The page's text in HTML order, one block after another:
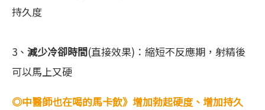
持久度
3、 減少冷卻時間(直接效果)：縮短不反應期，射精後
可以馬上又硬
◎中醫師也在喝的馬卡飲》增加勃起硬度、增加持久